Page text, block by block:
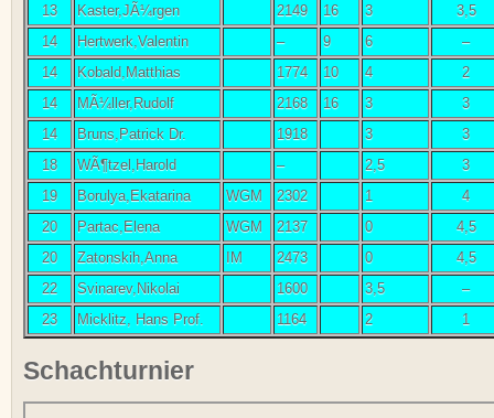
13
Kaster,JÃ¼rgen 2149 16 3
3,5
14
Hertwerk,Valentin – 9 6
–
14
Kobald,Matthias 1774 10 4
2
14
MÃ¼ller,Rudolf 2168 16 3
3
14
Bruns,Patrick Dr. 1918 3
3
18
WÃ¶tzel,Harold – 2,5
3
19
Borulya,Ekatarina WGM 2302 1
4
20
Partac,Elena WGM 2137 0
4,5
20
Zatonskih,Anna IM 2473 0
4,5
22
Svinarev,Nikolai 1600 3,5
–
23
Micklitz, Hans Prof. 1164 2 1
Schachturnier